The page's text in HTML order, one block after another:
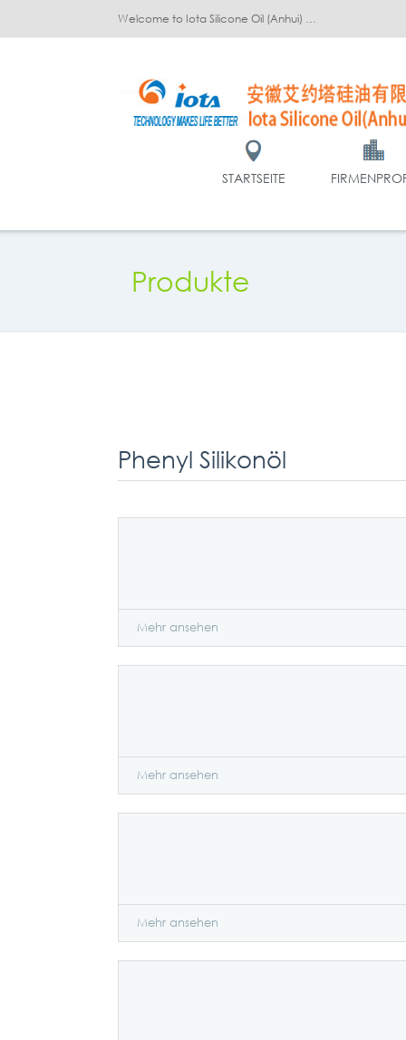
Welcome to Iota Silicone Oil (Anhui) Co., Ltd.!
STARTSEITE
Produkte
Phenyl Silikonöl
Mehr ansehen
Mehr ansehen
Mehr ansehen